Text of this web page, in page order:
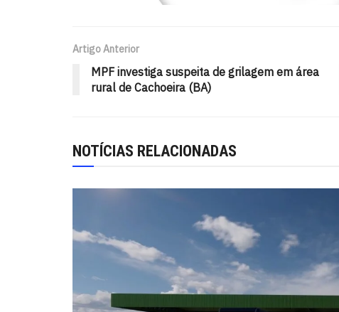
Artigo Anterior
MPF investiga suspeita de grilagem em área
rural de Cachoeira (BA)
NOTÍCIAS RELACIONADAS